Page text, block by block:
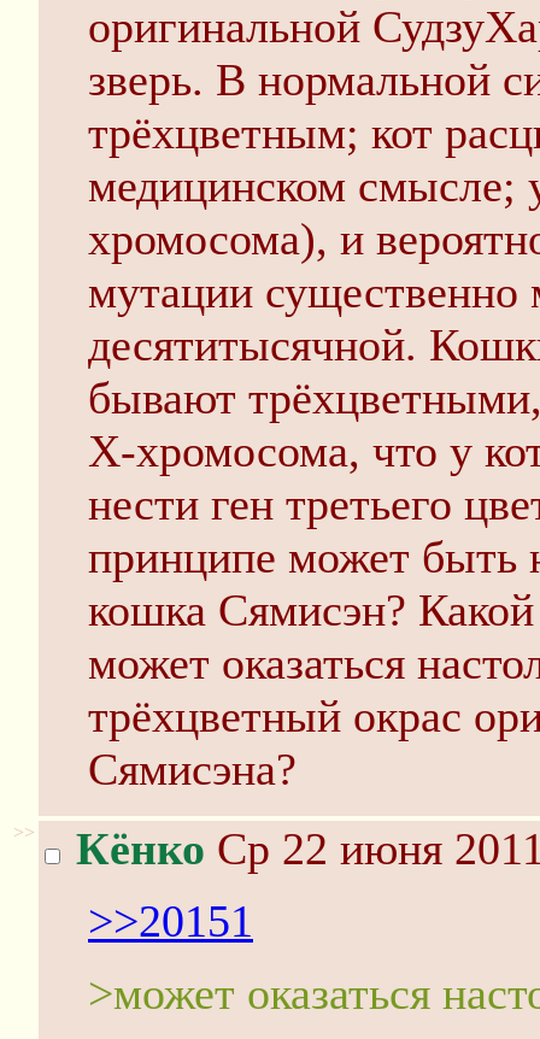
оригинальной
зверь. В нормальной
трёхцветным; кот
медицинском смысле;
хромосома), и
мутации
десятитысячной.
бывают
Х-хромосома, что у
нести ген третьего
принципе может быть
кошка Сямисэн?
может оказаться
трёхцветный окрас
Сямисэна?
>> Кёнко Ср 22 июня
>>20151
>может оказаться